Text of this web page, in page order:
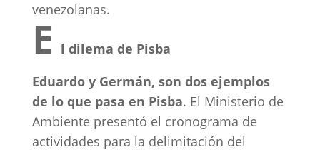
venezolanas.
E l dilema de Pisba
Eduardo y Germán, son dos ejemplos
de lo que pasa en Pisba. El Ministerio de
Ambiente presentó el cronograma de
actividades para la delimitación del